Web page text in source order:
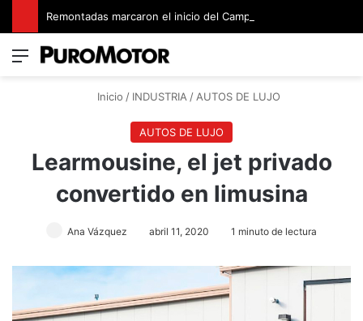
Menú
Inicio / INDUSTRIA / AUTOS DE LUJO
AUTOS DE LUJO
Learmousine, el jet privado
convertido en limusina
Ana Vázquez abril 11, 2020 1 minuto de lectura